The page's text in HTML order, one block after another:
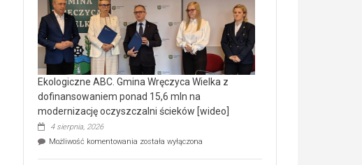
Ekologiczne ABC. Gmina Wręczyca Wielka z
dofinansowaniem ponad 15,6 mln na
modernizację oczyszczalni ścieków [wideo]
4 sierpnia, 2026
Możliwość komentowania Ekologiczne
została wyłączona